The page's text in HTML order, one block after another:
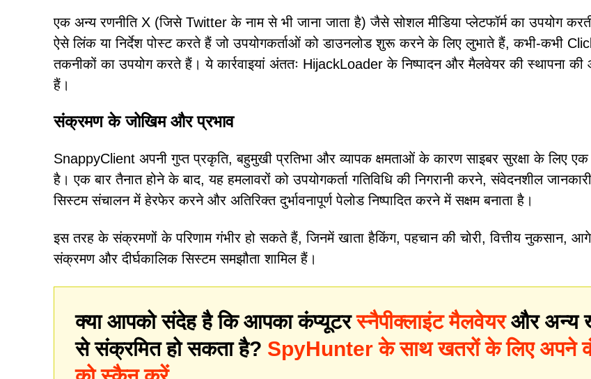
एक अन्य रणनीति X (जिसे Twitter के नाम से भी जाना जाता है) जैसे सोशल मीडिया प्लेटफॉर्म का उपयोग
ऐसे लिंक या निर्देश पोस्ट करते हैं जो उपयोगकर्ताओं को डाउनलोड शुरू करने के लिए लुभाते हैं, कभी-कभी
तकनीकों का उपयोग करते हैं। ये कार्रवाइयां अंततः HijackLoader के निष्पादन और मैलवेयर की स्थापना
हैं।
संक्रमण के जोखिम और प्रभाव
SnappyClient अपनी गुप्त प्रकृति, बहुमुखी प्रतिभा और व्यापक क्षमताओं के कारण साइबर सुरक्षा के लिए एक
है। एक बार तैनात होने के बाद, यह हमलावरों को उपयोगकर्ता गतिविधि की निगरानी करने, संवेदनशील
सिस्टम संचालन में हेरफेर करने और अतिरिक्त दुर्भावनापूर्ण पेलोड निष्पादित करने में सक्षम बनाता है।
इस तरह के संक्रमणों के परिणाम गंभीर हो सकते हैं, जिनमें खाता हैकिंग, पहचान की चोरी, वित्तीय नुकसान,
संक्रमण और दीर्घकालिक सिस्टम समझौता शामिल हैं।
क्या आपको संदेह है कि आपका कंप्यूटरस्नैपीक्लाइंट मैलवेयरऔर अन्य
से संक्रमित हो सकता है? SpyHunter के साथ खतरों के लिए अपने